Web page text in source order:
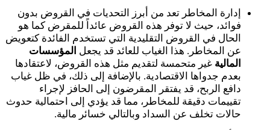
إدارة المخاطر تعد من أبرز التحديات في القروض بدون
فوائد، حيث لا توفر هذه القروض عائداً للمقرض كما هو
الحال في القروض التقليدية التي تستخدم الفائدة كتعويض
عن المخاطر. هذا الغياب للعائد قد يجعل المؤسسات
المالية غير متحمسة لتقديم مثل هذه القروض، لاعتقادها
بعدم جدواها الاقتصادية. بالإضافة إلى ذلك، في ظل غياب
دافع الربح، قد يفتقر المقرضون إلى الحافز لإجراء
تقييمات دقيقة للمخاطر، مما قد يؤدي إلى احتمالية حدوث
حالات تخلف عن السداد وبالتالي خسائر مالية.